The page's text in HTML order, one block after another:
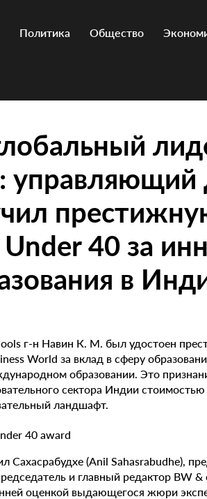
Политика Общество
управляющий
40 за
в
г-н Навин К. М. был удостоен
World за вклад в сферу
образовании. Это
сектора Индии
ландшафт.
Сахасрабудхе (Anil Sahasrabudhe),
и главный редактор BW
оценкой выдающегося жюри